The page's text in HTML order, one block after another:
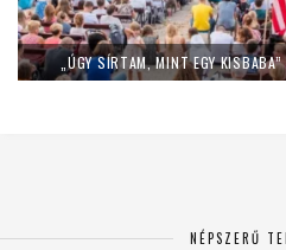
„ÚGY SÍRTAM, MINT EGY
NÉPSZERŰ